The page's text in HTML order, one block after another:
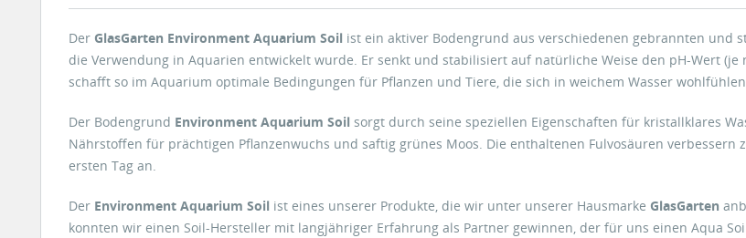
Der GlasGarten Environment Aquarium Soil ist ein aktiver Bodengrund aus verschiedenen gebrannten
die Verwendung in Aquarien entwickelt wurde. Er senkt und stabilisiert auf natürliche Weise den pH-Wert (je
schafft so im Aquarium optimale Bedingungen für Pflanzen und Tiere, die sich in weichem Wasser
Der Bodengrund Environment Aquarium Soil sorgt durch seine speziellen Eigenschaften für kristallklares
Nährstoffen für prächtigen Pflanzenwuchs und saftig grünes Moos. Die enthaltenen Fulvosäuren
ersten Tag an.
Der Environment Aquarium Soil ist eines unserer Produkte, die wir unter unserer Hausmarke GlasGarten
konnten wir einen Soil-Hersteller mit langjähriger Erfahrung als Partner gewinnen, der für uns einen Aqua